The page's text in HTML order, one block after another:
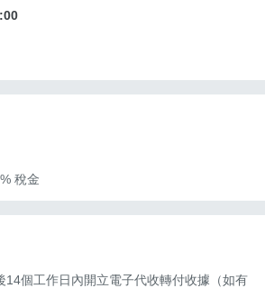
稅金
14個工作日內開立電子代收轉付收據（如有